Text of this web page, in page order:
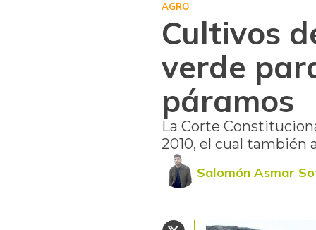
AGRO
Cultivos
verde
páramos
La Corte
2010, el cual también
Salomón Asmar